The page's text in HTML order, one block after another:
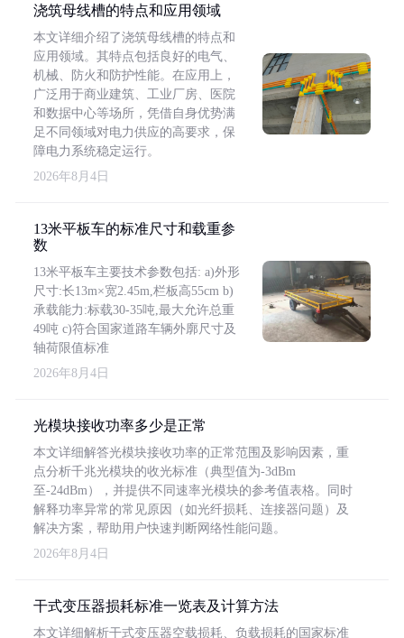
浇筑母线槽的特点和应用领域
本文详细介绍了浇筑母线槽的特点和
应用领域。其特点包括良好的电气、
机械、防火和防护性能。在应用上，
广泛用于商业建筑、工业厂房、医院
和数据中心等场所，凭借自身优势满
足不同领域对电力供应的高要求，保
障电力系统稳定运行。
2026年8月4日
13米平板车的标准尺寸和载重参
数
13米平板车主要技术参数包括: a)外形
尺寸:长13m×宽2.45m,栏板高55cm b)
承载能力:标载30-35吨,最大允许总重
49吨 c)符合国家道路车辆外廓尺寸及
轴荷限值标准
2026年8月4日
光模块接收功率多少是正常
本文详细解答光模块接收功率的正常范围及影响因素，重
点分析千兆光模块的收光标准（典型值为-3dBm
至-24dBm），并提供不同速率光模块的参考值表格。同时
解释功率异常的常见原因（如光纤损耗、连接器问题）及
解决方案，帮助用户快速判断网络性能问题。
2026年8月4日
干式变压器损耗标准一览表及计算方法
本文详细解析干式变压器空载损耗、负载损耗的国家标准